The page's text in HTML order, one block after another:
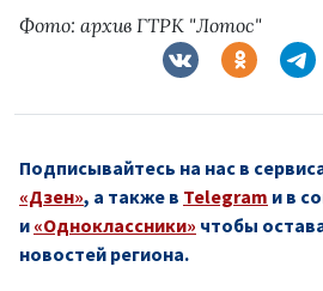
Фото: архив ГТРК "Лотос"
Подписывайтесь на нас в
«Дзен», а также в Telegram и в
и «Одноклассники» чтобы
новостей региона.